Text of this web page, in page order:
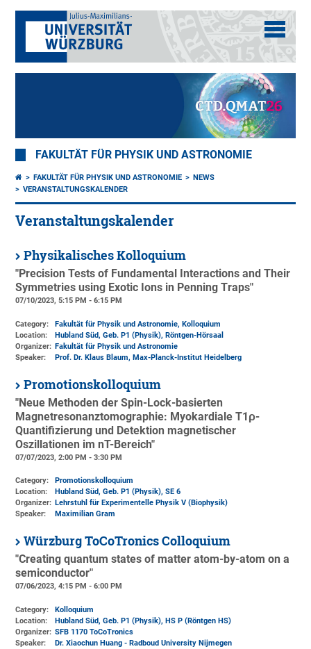
FAKULTÄT FÜR PHYSIK UND ASTRONOMIE
FAKULTÄT FÜR PHYSIK UND ASTRONOMIE
NEWS
VERANSTALTUNGSKALENDER
Veranstaltungskalender
Physikalisches Kolloquium
"Precision Tests of Fundamental Interactions and Their
Symmetries using Exotic Ions in Penning Traps"
07/10/2023, 5:15 PM - 6:15 PM
Category:
Fakultät für Physik und Astronomie, Kolloquium
Location:
Hubland Süd, Geb. P1 (Physik), Röntgen-Hörsaal
Organizer: Fakultät für Physik und Astronomie
Speaker:
Prof. Dr. Klaus Blaum, Max-Planck-Institut Heidelberg
Promotionskolloquium
"Neue Methoden der Spin-Lock-basierten
Magnetresonanztomographie: Myokardiale T1ρ-
Quantifizierung und Detektion magnetischer
Oszillationen im nT-Bereich"
07/07/2023, 2:00 PM - 3:30 PM
Category:
Promotionskolloquium
Location:
Hubland Süd, Geb. P1 (Physik), SE 6
Organizer: Lehrstuhl für Experimentelle Physik V (Biophysik)
Speaker:
Maximilian Gram
Würzburg ToCoTronics Colloquium
"Creating quantum states of matter atom-by-atom on a
semiconductor"
07/06/2023, 4:15 PM - 6:00 PM
Category:
Kolloquium
Location:
Hubland Süd, Geb. P1 (Physik), HS P (Röntgen HS)
Organizer: SFB 1170 ToCoTronics
Speaker:
Dr. Xiaochun Huang - Radboud University Nijmegen